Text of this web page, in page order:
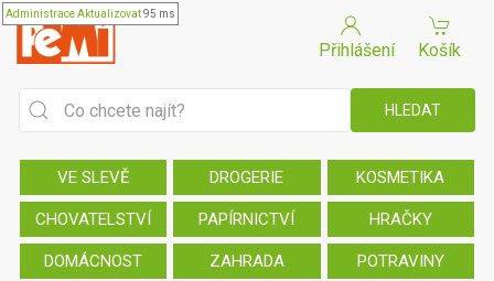
AdministraceAktualizovat95 ms
Přihlášení Košík
VE SLEVĚ DROGERIE KOSMETIKA
CHOVATELSTVÍ PAPÍRNICTVÍ HRAČKY
DOMÁCNOST ZAHRADA POTRAVINY